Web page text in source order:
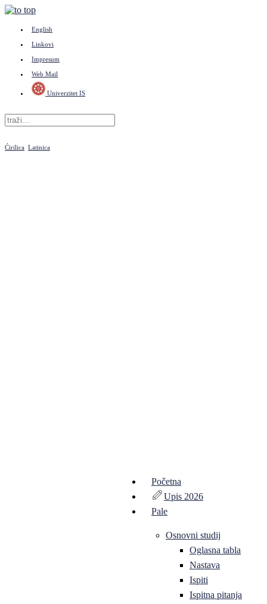
English
Linkovi
Impresum
Web Mail
Univerzitet IS
Ćirilica Latinica
Početna
Upis 2026
Pale
Osnovni studij
Oglasna tabla
Nastava
Ispiti
Ispitna pitanja